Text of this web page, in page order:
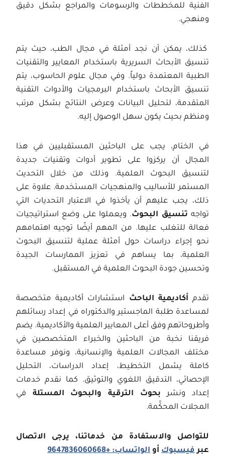
الفنية للمخططات والرسومات والمراجع بشكل دقيق
ومنهجي.
كذلك، يمكن أن نجد أمثلة في مجال الطب، حيث يتم
تنسيق الأبحاث السريرية باستخدام المعايير والتقنيات
الطبية المعتمدة دولياً. وفي مجال علوم الحاسوب، يتم
تنسيق الأبحاث باستخدام البرمجيات والأدوات التقنية
المتقدمة، لتحليل البيانات وعرض النتائج بشكل مرتب
ومنظم بحيث يكون سهل الوصول إليه.
في الختام، يجب على الباحثين المستقبليين في هذا
المجال أن يركزوا على تطوير أدوات وتقنيات جديدة
لتنسيق البحوث العلمية. وذلك من خلال التحديث
المستمر للأساليب والمنهجيات المستخدمة. علاوة على
ذلك، يجب عليهم أن يأخذوا في الاعتبار التحديات التي
تواجه تنسيق البحوث. ويعملوا على وضع استراتيجيات
فعالة للتغلب عليها. من المهم أيضًا توجيه اهتمامهم
نحو إجراء دراسات حول أمثلة عملية لتنسيق البحوث
العلمية، بما يساهم في تعزيز الممارسات الجيدة
وتحسين جودة البحوث العلمية في المستقبل.
تقدم أكاديمية الباحث استشارات أكاديمية متخصصة
لمساعدة طلبة الماجستير والدكتوراه في إعداد رسائلهم
وأطروحاتهم وفق أعلى المعايير العلمية والأكاديمية. يضم
فريقنا نخبة من الباحثين والخبراء المتخصصين في
مختلف المجالات العلمية والإنسانية، ونوفر مساعدة
كاملة يشمل التخطيط، إعداد الدراسات، التحليل
الإحصائي، التدقيق اللغوي والتوثيق. كما نقدم خدمات
إعداد ونشر بحوث الترقية والبحوث المستلة في
المجلات المحكَّمة.
للتواصل والاستفادة من خدماتنا، يرجى الاتصال
عبرفيسبوك أو الواتساب: +9647836060668